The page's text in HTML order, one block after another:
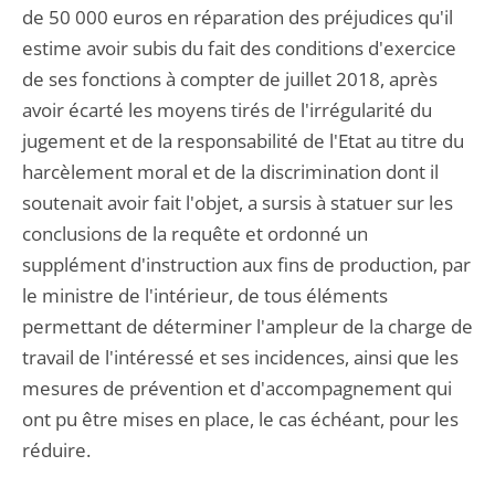
de 50 000 euros en réparation des préjudices qu'il
estime avoir subis du fait des conditions d'exercice
de ses fonctions à compter de juillet 2018, après
avoir écarté les moyens tirés de l'irrégularité du
jugement et de la responsabilité de l'Etat au titre du
harcèlement moral et de la discrimination dont il
soutenait avoir fait l'objet, a sursis à statuer sur les
conclusions de la requête et ordonné un
supplément d'instruction aux fins de production, par
le ministre de l'intérieur, de tous éléments
permettant de déterminer l'ampleur de la charge de
travail de l'intéressé et ses incidences, ainsi que les
mesures de prévention et d'accompagnement qui
ont pu être mises en place, le cas échéant, pour les
réduire.